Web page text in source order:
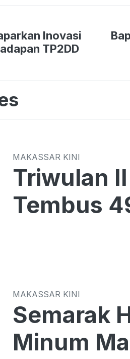
Inovasi
TP2DD
MAKASSAR KINI
Triwulan
Tembus
MAKASSAR KINI
Semarak
Minum